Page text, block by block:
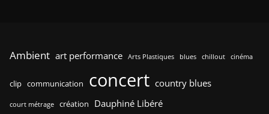
Ambient art performance Arts Plastiques blues chillout cinéma
clip communication concert country blues
court métrage création Dauphiné Libéré